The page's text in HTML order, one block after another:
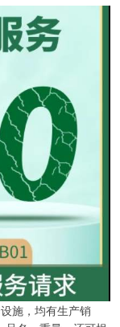
施，均有生产销